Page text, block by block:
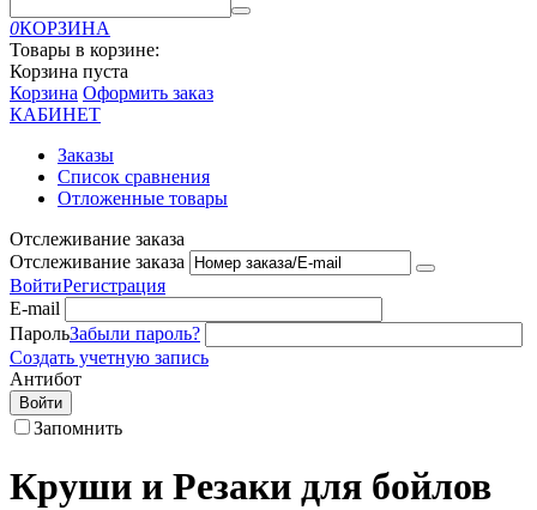
0КОРЗИНА
Товары в корзине:
Корзина пуста
Корзина Оформить заказ
КАБИНЕТ
Заказы
Список сравнения
Отложенные товары
Отслеживание заказа
Отслеживание заказа
ВойтиРегистрация
E-mail
ПарольЗабыли пароль?
Создать учетную запись
Антибот
Войти
Запомнить
Круши и Резаки для бойлов